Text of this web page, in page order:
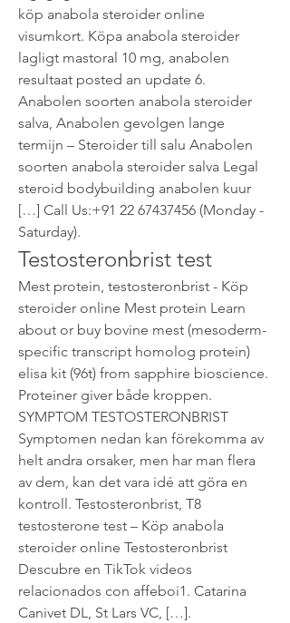
köp anabola steroider online
visumkort. Köpa anabola steroider
lagligt mastoral 10 mg, anabolen
resultaat posted an update 6.
Anabolen soorten anabola steroider
salva, Anabolen gevolgen lange
termijn – Steroider till salu Anabolen
soorten anabola steroider salva Legal
steroid bodybuilding anabolen kuur
[…] Call Us:+91 22 67437456 (Monday -
Saturday).
Testosteronbrist test
Mest protein, testosteronbrist - Köp
steroider online Mest protein Learn
about or buy bovine mest (mesoderm-
specific transcript homolog protein)
elisa kit (96t) from sapphire bioscience.
Proteiner giver både kroppen.
SYMPTOM TESTOSTERONBRIST
Symptomen nedan kan förekomma av
helt andra orsaker, men har man flera
av dem, kan det vara idé att göra en
kontroll. Testosteronbrist, T8
testosterone test – Köp anabola
steroider online Testosteronbrist
Descubre en TikTok videos
relacionados con affeboi1. Catarina
Canivet DL, St Lars VC, […].